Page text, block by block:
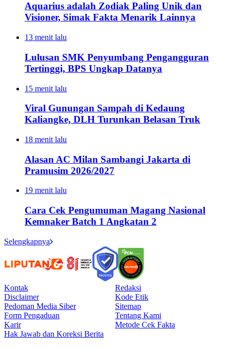
Aquarius adalah Zodiak Paling Unik dan
Visioner, Simak Fakta Menarik Lainnya
13 menit lalu
Lulusan SMK Penyumbang Pengangguran
Tertinggi, BPS Ungkap Datanya
15 menit lalu
Viral Gunungan Sampah di Kedaung
Kaliangke, DLH Turunkan Belasan Truk
18 menit lalu
Alasan AC Milan Sambangi Jakarta di
Pramusim 2026/2027
19 menit lalu
Cara Cek Pengumuman Magang Nasional
Kemnaker Batch 1 Angkatan 2
Selengkapnya
Kontak
Redaksi
Disclaimer
Kode Etik
Pedoman Media Siber
Sitemap
Form Pengaduan
Tentang Kami
Karir
Metode Cek Fakta
Hak Jawab dan Koreksi Berita